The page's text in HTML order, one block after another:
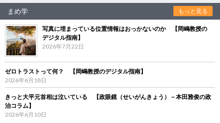
まめ学 もっと見る
写真に埋まっている位置情報はおっかないのか 【岡嶋教授の
デジタル指南】
2026年7月22日
ゼロトラストって何？ 【岡嶋教授のデジタル指南】
2026年6月18日
きっと大平元首相は泣いている 【政眼鏡（せいがんきょう）－本田雅俊の政
治コラム】
2026年6月10日